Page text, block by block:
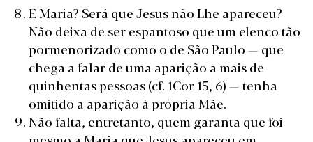
E Maria? Será que Jesus não Lhe apareceu?
Não deixa de ser espantoso que um elenco tão
pormenorizado como o de São Paulo — que
chega a falar de uma aparição a mais de
quinhentas pessoas (cf. 1Cor 15, 6) — tenha
omitido a aparição à própria Mãe.
Não falta, entretanto, quem garanta que foi